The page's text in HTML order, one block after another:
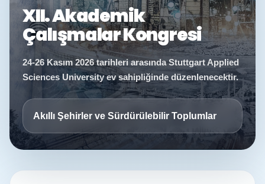
XII. Akademik
Çalışmalar Kongresi
24-26 Kasım 2026 tarihleri arasında Stuttgart Applied
Sciences University ev sahipliğinde düzenlenecektir.
Akıllı Şehirler ve Sürdürülebilir Toplumlar